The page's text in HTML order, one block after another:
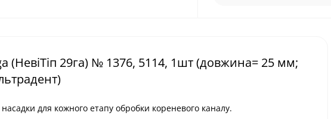
(НевіТіп 29га) № 1376, 5114, 1шт (довжина= 25 мм;
для кожного етапу обробки кореневого каналу.